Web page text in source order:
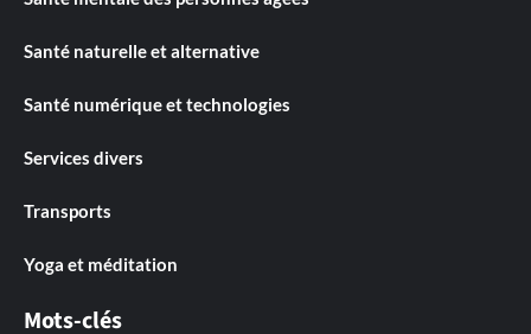
Santé naturelle et alternative
Santé numérique et technologies
Services divers
Transports
Yoga et méditation
Mots-clés